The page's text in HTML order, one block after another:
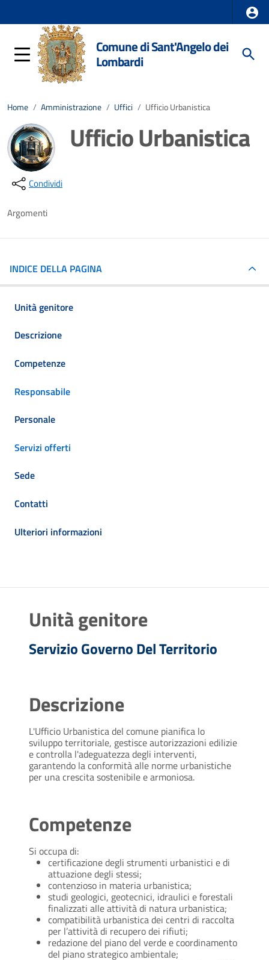
Comune di Sant'Angelo dei
Lombardi
Home / Amministrazione / Uffici / Ufficio Urbanistica
Ufficio Urbanistica
Condividi
Argomenti
INDICE DELLA PAGINA
Unità genitore
Descrizione
Competenze
Responsabile
Personale
Servizi offerti
Sede
Contatti
Ulteriori informazioni
Unità genitore
Servizio Governo Del Territorio
Descrizione
L'Ufficio Urbanistica del comune pianifica lo
sviluppo territoriale, gestisce autorizzazioni edilizie
e controlla l'adeguatezza degli interventi,
garantendo la conformità alle norme urbanistiche
per una crescita sostenibile e armoniosa.
Competenze
Si occupa di:
certificazione degli strumenti urbanistici e di
attuazione degli stessi;
contenzioso in materia urbanistica;
studi geologici, geotecnici, idraulici e forestali
finalizzati alle attività di natura urbanistica;
compatibilità urbanistica dei centri di raccolta
per l’attività di recupero dei rifiuti;
redazione del piano del verde e coordinamento
del piano strategico ambientale;